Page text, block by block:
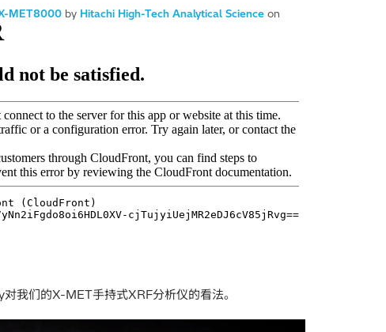
MET8000 by Hitachi High-Tech Analytical Science on
我们的X-MET手持式XRF分析仪的看法。